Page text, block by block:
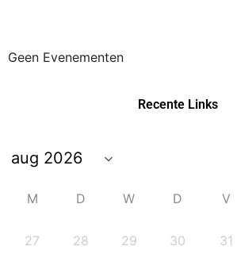
Geen Evenementen
Recente Links
M D W D V
27 28 29 30 31